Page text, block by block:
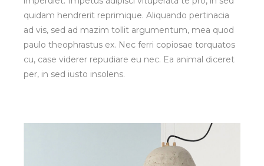
quidam hendrerit reprimique. Aliquando pertinacia
ad vis, sed ad mazim tollit argumentum, mea quod
paulo theophrastus ex. Nec ferri copiosae torquatos
cu, case viderer repudiare eu nec. Ea animal diceret
per, in sed iusto insolens.